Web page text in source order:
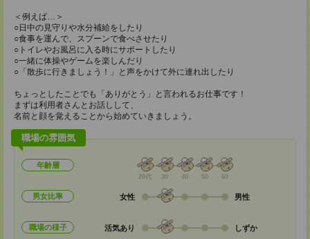
＜例えば…＞
○日中の見守りや水分補給をしたり
○食事を運んで、スプーンで食べさせたり
○トイレやお風呂に入る時にサポートしたり
○一緒に体操やゲームを楽しんだり
○「散歩に行きましょう！」と声をかけて外に連れ出したり
ちょっとしたことでも「ありがとう」と言われるお仕事です！
まずは利用者さんとお話しして、
名前と顔を覚えることから始めていきましょう。
職場の雰囲気
年齢層
20代 30 40 50 60
男女比率 女性 男性
職場の様子 活気あり しずか